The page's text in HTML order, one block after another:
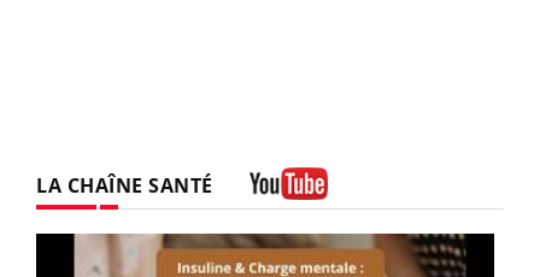
LA CHAÎNE SANTÉ